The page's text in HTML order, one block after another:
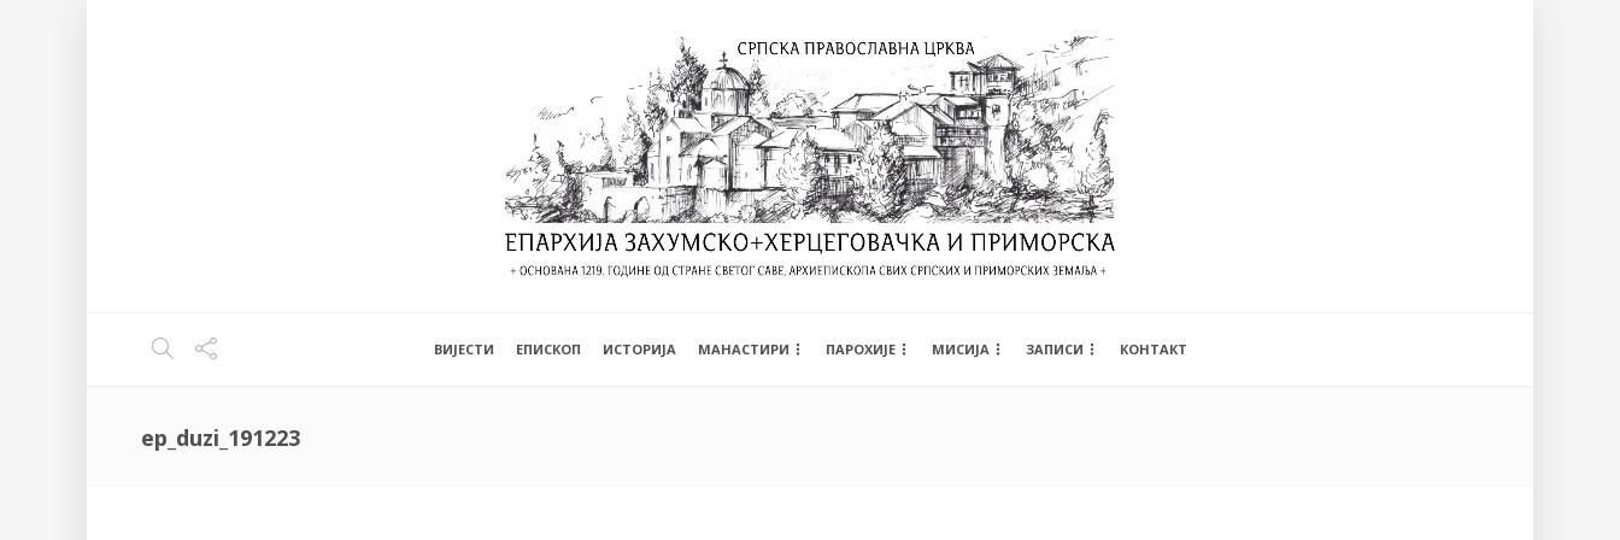
ВИЈЕСТИ EПИСКОП ИСТОРИЈА МАНАСТИРИ ПАРОХИЈЕ МИСИЈА ЗАПИСИ КОНТАКТ
ep_duzi_191223